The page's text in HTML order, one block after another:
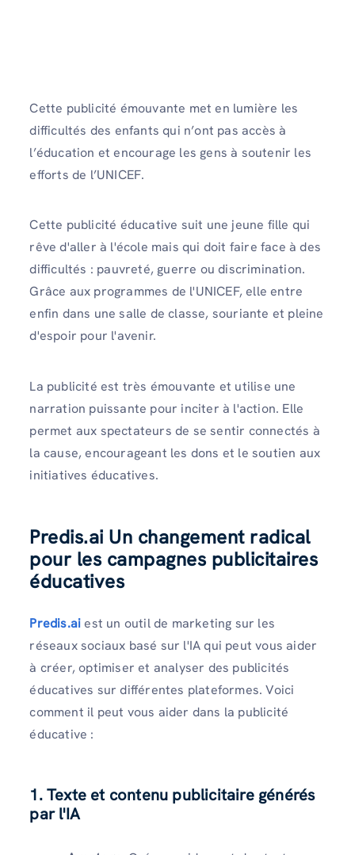
Cette publicité émouvante met en lumière les
difficultés des enfants qui n’ont pas accès à
l’éducation et encourage les gens à soutenir les
efforts de l’UNICEF.
Cette publicité éducative suit une jeune fille qui
rêve d'aller à l'école mais qui doit faire face à des
difficultés : pauvreté, guerre ou discrimination.
Grâce aux programmes de l'UNICEF, elle entre
enfin dans une salle de classe, souriante et pleine
d'espoir pour l'avenir.
La publicité est très émouvante et utilise une
narration puissante pour inciter à l'action. Elle
permet aux spectateurs de se sentir connectés à
la cause, encourageant les dons et le soutien aux
initiatives éducatives.
Predis.ai Un changement radical
pour les campagnes publicitaires
éducatives
Predis.aiest un outil de marketing sur les
réseaux sociaux basé sur l'IA qui peut vous aider
à créer, optimiser et analyser des publicités
éducatives sur différentes plateformes. Voici
comment il peut vous aider dans la publicité
éducative :
1. Texte et contenu publicitaire générés
par l'IA